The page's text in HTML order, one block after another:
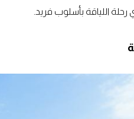
اللياقة بأسلوب فريد.